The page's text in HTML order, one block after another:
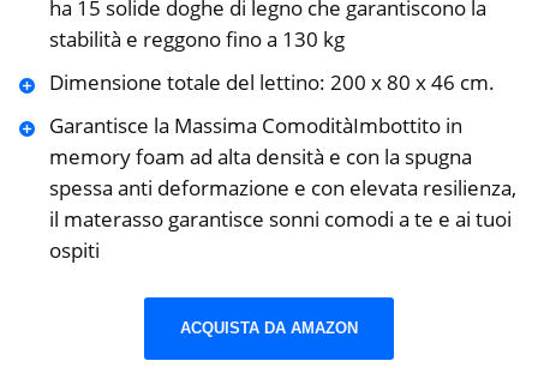
ha 15 solide doghe di legno che garantiscono la
stabilità e reggono fino a 130 kg
Dimensione totale del lettino: 200 x 80 x 46 cm.
Garantisce la Massima ComoditàImbottito in
memory foam ad alta densità e con la spugna
spessa anti deformazione e con elevata resilienza,
il materasso garantisce sonni comodi a te e ai tuoi
ospiti
ACQUISTA DA AMAZON